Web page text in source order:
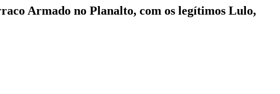
Armado no Planalto, com os legítimos Lulo,